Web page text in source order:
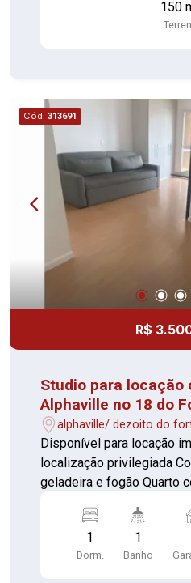
Pereiras. Região tranquila
potencial de valorização. Proprietário aceita
150
Cód. 313691
R$
Studio para locação
Alphaville no 18 do
alphaville/ dezoito do
Disponível para locação imediata!
localização privilegiada Cozinha com armários,
geladeira e fogão Quarto
24 horas, elevador,
esportiva, salão de
churrasqueira, playground
1
Dorm.
1
Banho